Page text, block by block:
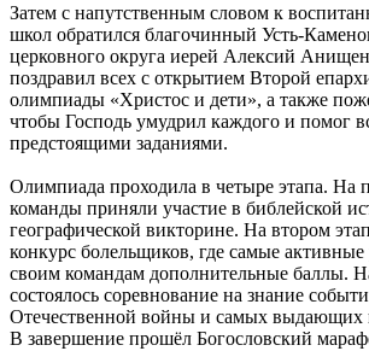
Затем с напутственным словом к
школ обратился благочинный Усть-
церковного округа иерей Алексий
поздравил всех с открытием Второй
олимпиады «Христос и дети», а также
чтобы Господь умудрил каждого и помог
предстоящими заданиями.
Олимпиада проходила в четыре этапа. На
команды приняли участие в библейской
географической викторине. На втором
конкурс болельщиков, где самые активные
своим командам дополнительные баллы.
состоялось соревнование на знание
Отечественной войны и самых выдающих
В завершение прошёл Богословский